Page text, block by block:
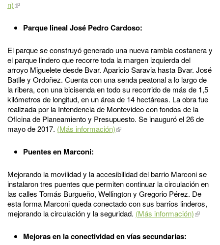
n)
Parque lineal José Pedro Cardoso:
El parque se construyó generado una nueva rambla costanera y
el parque lindero que recorre toda la margen izquierda del
arroyo Miguelete desde Bvar. Aparicio Saravia hasta Bvar. José
Batlle y Ordoñez. Cuenta con una senda peatonal a lo largo de
la ribera, con una bicisenda en todo su recorrido de más de 1,5
kilómetros de longitud, en un área de 14 hectáreas. La obra fue
realizada por la Intendencia de Montevideo con fondos de la
Oficina de Planeamiento y Presupuesto. Se inauguró el 26 de
mayo de 2017. (Más información)
Puentes en Marconi:
Mejorando la movilidad y la accesibilidad del barrio Marconi se
instalaron tres puentes que permiten continuar la circulación en
las calles Tomás Burgueño, Wellington y Gregorio Pérez. De
esta forma Marconi queda conectado con sus barrios linderos,
mejorando la circulación y la seguridad. (Más información)
Mejoras en la conectividad en vías secundarias: